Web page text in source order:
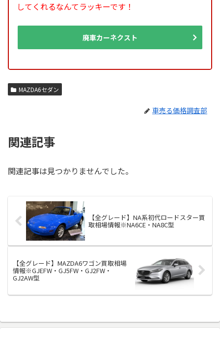
してくれるなんてラッキーです！
廃車カーネクスト
MAZDA6セダン
車売る価格調査部
関連記事
関連記事は見つかりませんでした。
【全グレード】NA系初代ロードスター買
取相場情報※NA6CE・NA8C型
【全グレード】MAZDA6ワゴン買取相場
情報※GJEFW・GJ5FW・GJ2FW・
GJ2AW型